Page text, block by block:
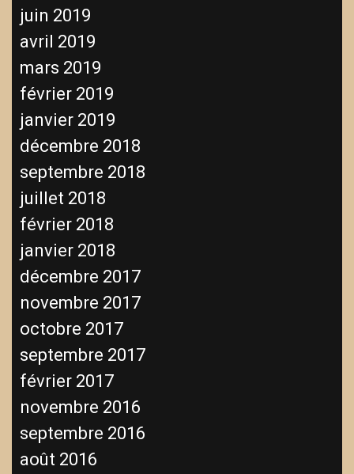
juin 2019
avril 2019
mars 2019
février 2019
janvier 2019
décembre 2018
septembre 2018
juillet 2018
février 2018
janvier 2018
décembre 2017
novembre 2017
octobre 2017
septembre 2017
février 2017
novembre 2016
septembre 2016
août 2016